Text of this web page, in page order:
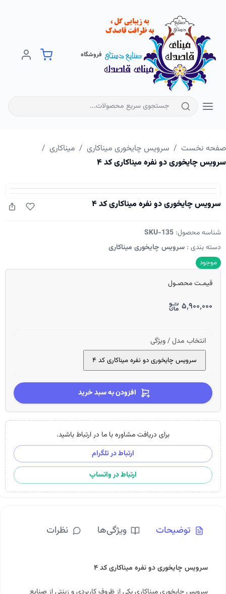
فروشگاه
نخست سرویس چایخوری میناکاری میناکاری
چایخوری دو نفره میناکاری کد ۴
سرویس چایخوری دو نفره میناکاری کد ۴
شناسه محصول:SKU-135
دسته بندی : سرویس چایخوری میناکاری
موجود
قیمـت محصـول
۵٬۹۰۰٬۰۰۰
انتخاب مدل / ویژگی
سرویس چایخوری دو نفره میناکاری کد ۴
افزودن به سبد خرید
برای دریافت مشاوره با ما در ارتباط باشید.
ارتباط در تلگرام
ارتباط در واتساپ
توضیحات ویژگی‌ها نظرات
سرویس چایخوری دو نفره میناکاری کد ۴